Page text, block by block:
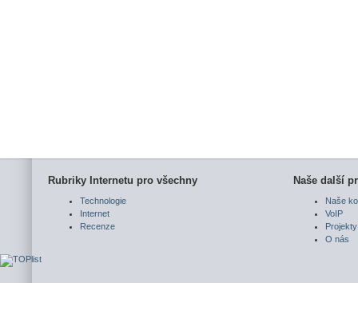
Rubriky Internetu pro všechny
Technologie
Internet
Recenze
Naše další
Naše
VoIP
Projekty
O nás